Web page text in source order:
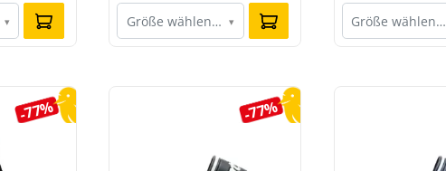
▾ Größe wählen… ▾ Größe wählen…
-77% -77%